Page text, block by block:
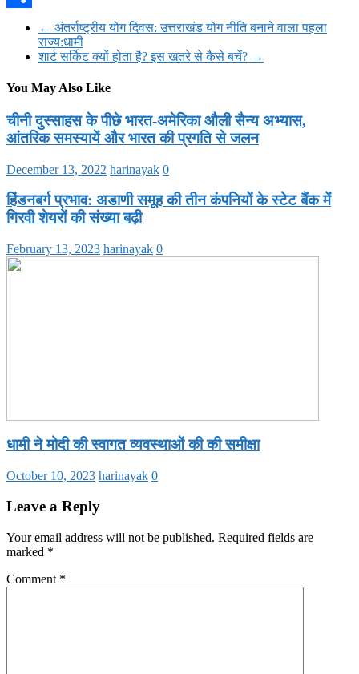
← अंतर्राष्ट्रीय योग दिवस: उत्तराखंड योग नीति बनाने वाला पहला
राज्य:धामी
शार्ट सर्किट क्यों होता है? इस खतरे से कैसे बचें? →
You May Also Like
चीनी दुस्साहस के पीछे भारत-अमेरिका औली सैन्य अभ्यास,
आंतरिक समस्यायें और भारत की प्रगति से जलन
December 13, 2022 harinayak 0
हिंडनबर्ग प्रभाव: अडाणी समूह की तीन कंपनियों के स्टेट बैंक में
गिरवी शेयरों की संख्या बढ़ी
February 13, 2023 harinayak 0
धामी ने मोदी की स्वागत व्यवस्थाओं की की समीक्षा
October 10, 2023 harinayak 0
Leave a Reply
Your email address will not be published. Required fields are
marked *
Comment *